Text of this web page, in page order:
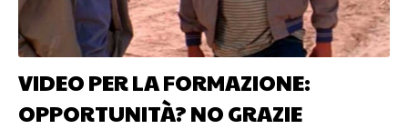
VIDEO PER LA FORMAZIONE:
OPPORTUNITÀ? NO GRAZIE